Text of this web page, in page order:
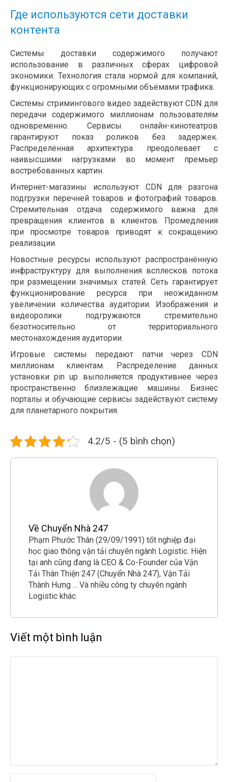
Где используются сети доставки
контента
Системы доставки содержимого получают
использование в различных сферах цифровой
экономики. Технология стала нормой для компаний,
функционирующих с огромными объёмами трафика.
Системы стримингового видео задействуют CDN для
передачи содержимого миллионам пользователям
одновременно. Сервисы онлайн-кинотеатров
гарантируют показ роликов без задержек.
Распределённая архитектура преодолевает с
наивысшими нагрузками во момент премьер
востребованных картин.
Интернет-магазины используют CDN для разгона
подгрузки перечней товаров и фотографий товаров.
Стремительная отдача содержимого важна для
превращения клиентов в клиентов. Промедления
при просмотре товаров приводят к сокращению
реализации.
Новостные ресурсы используют распространённую
инфраструктуру для выполнения всплесков потока
при размещении значимых статей. Сеть гарантирует
функционирование ресурса при неожиданном
увеличении количества аудитории. Изображения и
видеоролики подгружаются стремительно
безотносительно от территориального
местонахождения аудитории.
Игровые системы передают патчи через CDN
миллионам клиентам. Распределение данных
установки pin up выполняется продуктивнее через
пространственно близлежащие машины. Бизнес
порталы и обучающие сервисы задействуют систему
для планетарного покрытия.
4.2/5 - (5 bình chọn)
Về Chuyển Nhà 247
Phạm Phước Thân (29/09/1991) tốt nghiệp đại
học giao thông vận tải chuyên ngành Logistic. Hiện
tại anh cũng đang là CEO & Co-Founder của Vận
Tải Thân Thiện 247 (Chuyển Nhà 247), Vận Tải
Thành Hưng ... Và nhiều công ty chuyên ngành
Logistic khác.
Viết một bình luận